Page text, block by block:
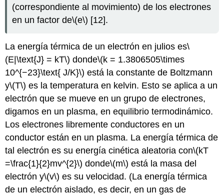
(correspondiente al movimiento) de los electrones
en un factor de\(e\) [12].
La energía térmica de un electrón en julios es\
(E|\text{J} = kT\) donde\(k = 1.3806505\times
10^{−23}\text{ J/K}\) está la constante de Boltzmann
y\(T\) es la temperatura en kelvin. Esto se aplica a un
electrón que se mueve en un grupo de electrones,
digamos en un plasma, en equilibrio termodinámico.
Los electrones libremente conductores en un
conductor están en un plasma. La energía térmica de
tal electrón es su energía cinética aleatoria con\(kT
=\frac{1}{2}mv^{2}\) donde\(m\) está la masa del
electrón y\(v\) es su velocidad. (La energía térmica
de un electrón aislado, es decir, en un gas de